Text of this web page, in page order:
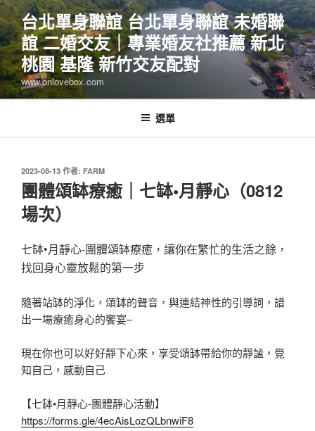
跳
至
主
要
內
容
台北單身聯誼 台北單身聯誼 未婚聯
誼 二婚交友｜專業婚友社推薦 新北
桃園 基隆 新竹交友配對
www.onlovebox.com
選單
發
佈
於
2023-08-13 作者: FARM
團體頌缽療癒｜七缽•月靜心（0812
場次）
七缽•月靜心-團體頌缽療癒，讓你在繁忙的生活之餘，
找回身心靈放鬆的第一步
隨著站缽的淨化，頌缽的聲音，與連結神性的引導詞，譜
出一場療癒身心的饗宴–
現在你也可以好好靜下心來，享受頌缽帶給你的靜謐，覺
知自己，感動自己
【七缽•月靜心-團體靜心活動】
https://forms.gle/4ecAisLozQLbnwiF8